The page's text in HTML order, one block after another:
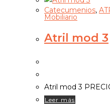
Catecumenios,
Mobiliario
Atril mod 3
Atril mod 3
Leer más